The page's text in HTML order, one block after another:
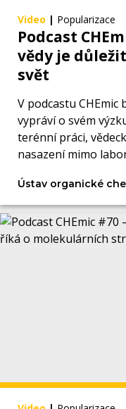
Video | Popularizace
Podcast
vědy je
svět
V podcastu CHEmic
vypráví o svém
terénní práci,
nasazení mimo
Ústav organické